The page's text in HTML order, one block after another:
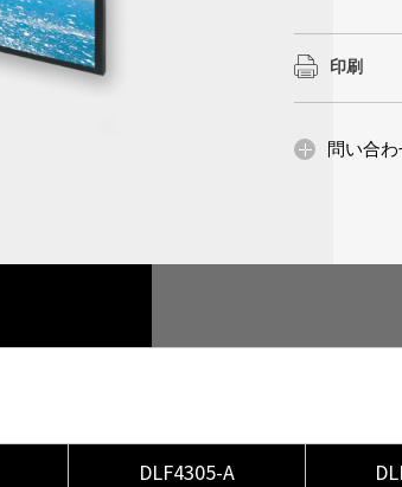
な設置性を
示会、企業の
詳細はこちら
で、当社の
ーズへ確実に
詳細はこちら
スプレイに
供内容は他に
詳細はこちら
印刷
問い合
DLF4305-A